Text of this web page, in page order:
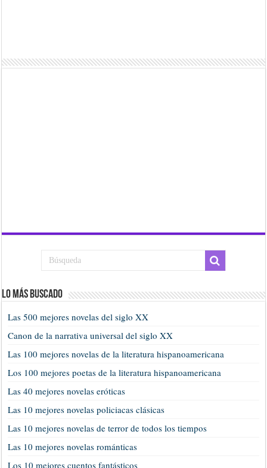
Lo más buscado
Las 500 mejores novelas del siglo XX
Canon de la narrativa universal del siglo XX
Las 100 mejores novelas de la literatura hispanoamericana
Los 100 mejores poetas de la literatura hispanoamericana
Las 40 mejores novelas eróticas
Las 10 mejores novelas policiacas clásicas
Las 10 mejores novelas de terror de todos los tiempos
Las 10 mejores novelas románticas
Los 10 mejores cuentos fantásticos